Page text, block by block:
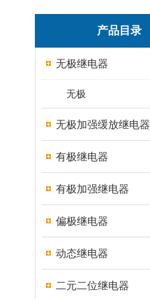
产品目录
无极继电器
无极
无极加强缓放继电器
有极继电器
有极加强继电器
偏极继电器
动态继电器
二元二位继电器